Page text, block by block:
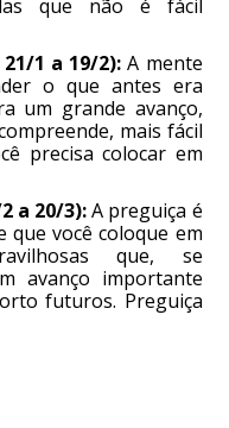
que não é fácil
1 a 19/2): A mente
o que antes era
um grande avanço,
mais fácil
precisa colocar em
a 20/3):A preguiça é
que você coloque em
que, se
avanço importante
futuros. Preguiça